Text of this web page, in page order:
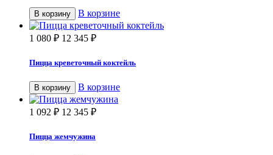
В корзину В корзине
1 080 ₽ 12 345 ₽
Пицца креветочный коктейль
В корзину В корзине
1 092 ₽ 12 345 ₽
Пицца жемчужина